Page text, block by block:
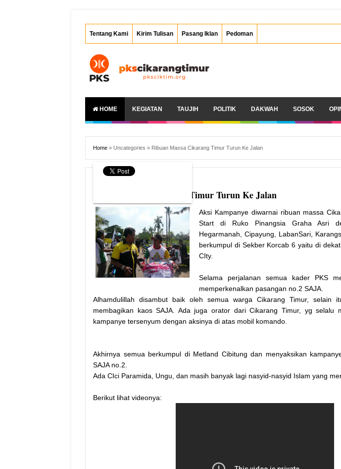
Tentang Kami Kirim Tulisan Pasang Iklan Pedoman
HOME KEGIATAN TAUJIH POLITIK DAKWAH SOSOK
Home » Uncategories » Ribuan Massa Cikarang Timur Turun Ke Jalan
Ribuan Massa Cikarang Timur Turun Ke Jalan
Aksi Kampanye diwarnai ribuan massa
Start di Ruko Pinangsia Graha Asri
Hegarmanah, Cipayung, LabanSari,
berkumpul di Sekber Korcab 6 yaitu di
CIty.
Selama perjalanan semua kader PKS
memperkenalkan pasangan no.2 SAJA.
Alhamdulillah disambut baik oleh semua warga Cikarang Timur, selain
membagikan kaos SAJA. Ada juga orator dari Cikarang Timur, yg selalu
kampanye tersenyum dengan aksinya di atas mobil komando.
Akhirnya semua berkumpul di Metland Cibitung dan menyaksikan
SAJA no.2.
Ada CIci Paramida, Ungu, dan masih banyak lagi nasyid-nasyid Islam yang
Berikut lihat videonya: